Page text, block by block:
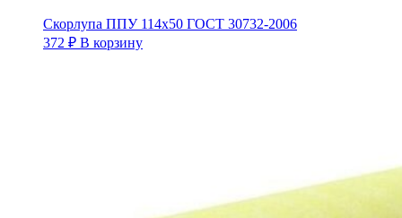
Скорлупа ППУ 114х50 ГОСТ 30732-2006
372 ₽ В корзину